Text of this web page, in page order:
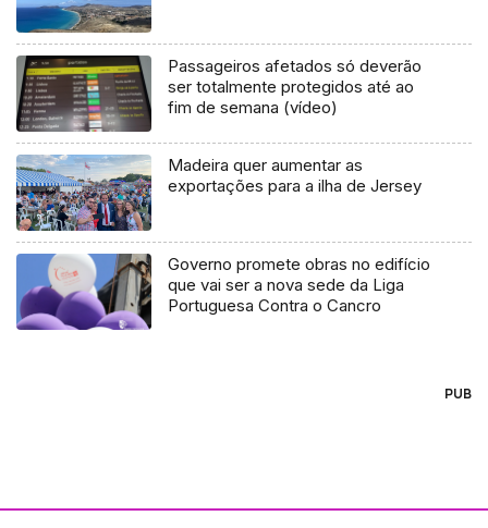
Passageiros afetados só deverão
ser totalmente protegidos até ao
fim de semana (vídeo)
Madeira quer aumentar as
exportações para a ilha de Jersey
Governo promete obras no edifício
que vai ser a nova sede da Liga
Portuguesa Contra o Cancro
PUB